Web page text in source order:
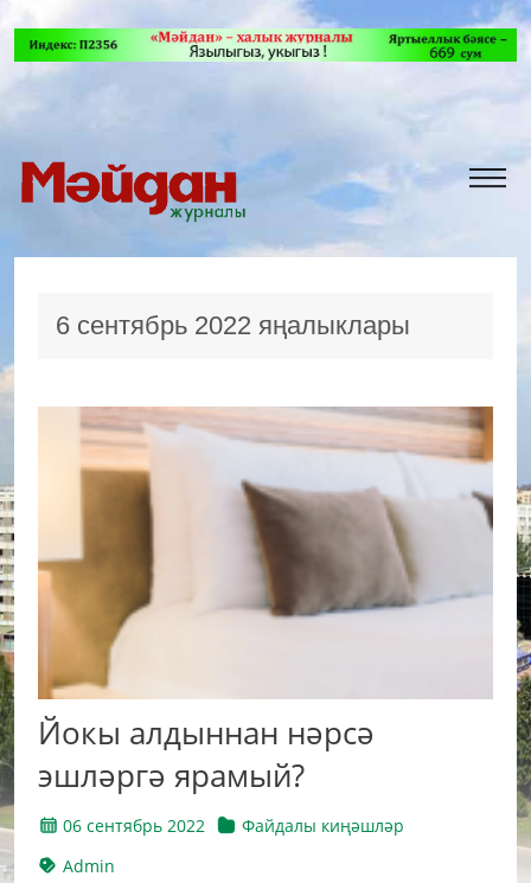
6 сентябрь 2022 яңалыклары
Йокы алдыннан нәрсә
эшләргә ярамый?
06 сентябрь 2022
Файдалы киңәшләр
Admin